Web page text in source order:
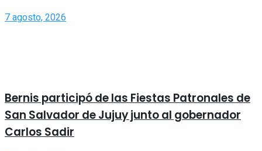
7 agosto, 2026
Bernis participó de las Fiestas Patronales de
San Salvador de Jujuy junto al gobernador
Carlos Sadir